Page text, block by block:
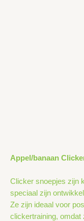
Appel/banaan
Clicker snoepjes zijn
speciaal zijn
Ze zijn ideaal voor
clickertraining, omdat